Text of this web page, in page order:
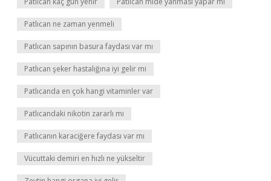
Patlıcan ne zaman yenmeli
Patlıcan sapının basura faydası var mı
Patlıcan şeker hastalığına iyi gelir mi
Patlıcanda en çok hangi vitaminler var
Patlıcandaki nikotin zararlı mı
Patlıcanın karaciğere faydası var mı
Vücuttaki demiri en hızlı ne yükseltir